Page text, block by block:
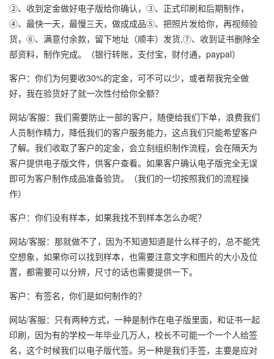
②、收到定金做好电子版给你确认，③、正式印刷和后期制作，
④、最快一天，最慢三天，做成成品⑤、把照片发给你，再视频验
货，⑥、满意付余款，留下地址（顺丰）发货,⑦、收到证书删除全
部资料，制作完成。（银行转账，支付宝，财付通，paypal）
客户：你们为何要收30%的定金，可不可以少，或者帮我完全做
好，我在验货好了就一次性付给你全额？
网站/客服：我们需要防止一部的客户，随便给我们下单，浪费我们
人员制作精力，降低我们的客户服务能力，这点我们只能希望客户
了解。我们收取了客户的定金，会立刻组织制作流程，会在隔天为
客户提供电子版文件，供客户查看。如果客户确认电子版完全无误
即可为客户制作成品准备验货。（我们的一切按照我们的流程操
作）
客户：你们没有样本，如果我找不到样本怎么办呢？
网站/客服：那就做不了，因为不知道知道是什么样子的，总不能凭
空想象，如果你可以找到样本，也需要注意文字和图片的大小及位
置，都需要可以分辨，尺寸的话也需要提供一下。
客户：有签名，你们是如何制作的？
网站/客服：只有两种方式，一种是制作在电子版里面，和证书一起
印刷，因为有的学校一年毕业几万人，校长不可能一个一个人给签
名，这个时候我们以电子版代签。另一种是我们手签，主要是应对